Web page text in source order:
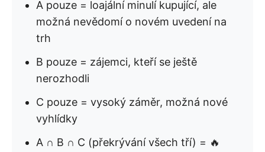
A pouze = loajální minulí kupující, ale
možná nevědomí o novém uvedení na
trh
B pouze = zájemci, kteří se ještě
nerozhodli
C pouze = vysoký záměr, možná nové
vyhlídky
A ∩ B ∩ C (překrývání všech tří) = 🔥